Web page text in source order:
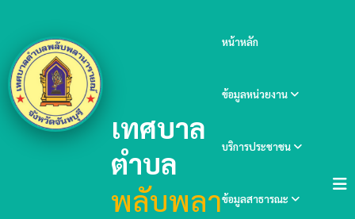
เทศบาล
ตำบล
พลับพลา
หน้าหลัก
ข้อมูลหน่วยงาน
บริการประชาชน
ข้อมูลสาธารณะ